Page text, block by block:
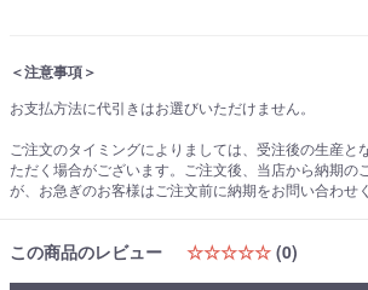
＜注意事項＞
お支払方法に代引きはお選びいただけません。
ご注文のタイミングによりましては、受注後の生産と
ただく場合がございます。ご注文後、当店から納期の
が、お急ぎのお客様はご注文前に納期をお問い合わせ
この商品のレビュー ☆☆☆☆☆ (0)